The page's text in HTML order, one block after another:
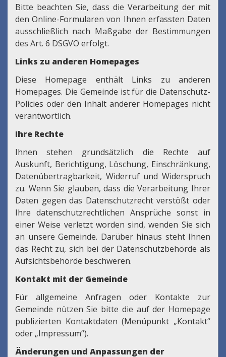
Bitte beachten Sie, dass die Verarbeitung der mit
den Online-Formularen von Ihnen erfassten Daten
ausschließlich nach Maßgabe der Bestimmungen
des Art. 6 DSGVO erfolgt.
Links zu anderen Homepages
Diese Homepage enthält Links zu anderen
Homepages. Die Gemeinde ist für die Datenschutz-
Policies oder den Inhalt anderer Homepages nicht
verantwortlich.
Ihre Rechte
Ihnen stehen grundsätzlich die Rechte auf
Auskunft, Berichtigung, Löschung, Einschränkung,
Datenübertragbarkeit, Widerruf und Widerspruch
zu. Wenn Sie glauben, dass die Verarbeitung Ihrer
Daten gegen das Datenschutzrecht verstößt oder
Ihre datenschutzrechtlichen Ansprüche sonst in
einer Weise verletzt worden sind, wenden Sie sich
an unsere Gemeinde. Darüber hinaus steht Ihnen
das Recht zu, sich bei der Datenschutzbehörde als
Aufsichtsbehörde beschweren.
Kontakt mit der Gemeinde
Für allgemeine Anfragen oder Kontakte zur
Gemeinde nützen Sie bitte die auf der Homepage
publizierten Kontaktdaten (Menüpunkt „Kontakt“
oder „Impressum“).
Änderungen und Anpassungen der